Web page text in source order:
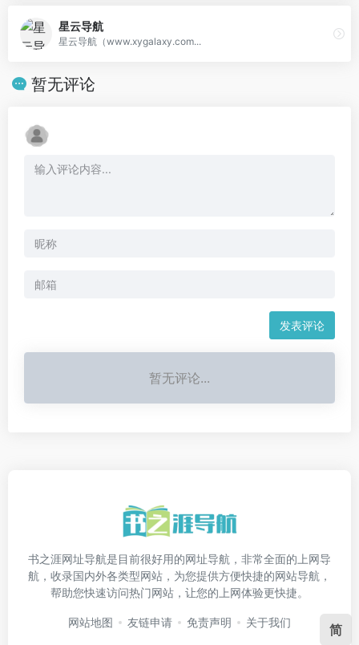
星云导航
星云导航（www.xygalaxy.com...
暂无评论
发表评论
暂无评论...
书之涯网址导航是目前很好用的网址导航，非常全面的上网导
航，收录国内外各类型网站，为您提供方便快捷的网站导航，
帮助您快速访问热门网站，让您的上网体验更快捷。
网站地图 友链申请 免责声明 关于我们 简